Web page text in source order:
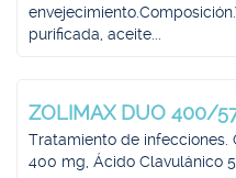
purificada, aceite...
ZOLIMAX DUO 400/
Tratamiento de infecciones.
400 mg, Ácido Clavulánico